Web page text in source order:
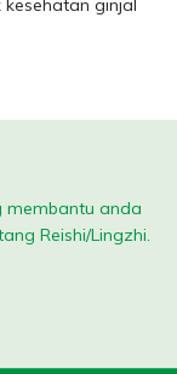
ginjal
membantu anda
Reishi/Lingzhi.